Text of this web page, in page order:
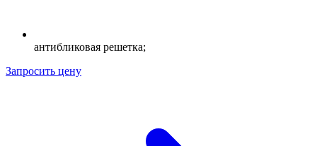
антибликовая решетка;
Запросить цену